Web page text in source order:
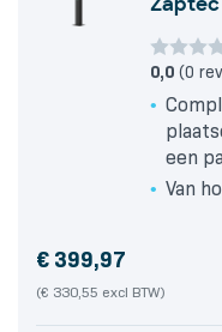
0,0 (0
een
Van
€ 399,97
(€ 330,55 excl BTW)